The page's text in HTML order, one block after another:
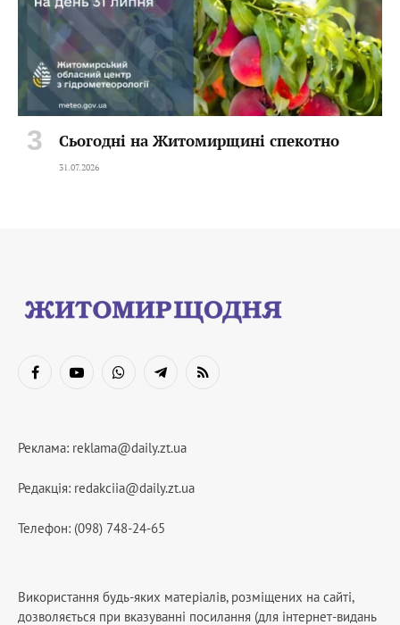
Сьогодні на Житомирщині спекотно
31.07.2026
FacebookYouTubeWhatsAppTelegramRSS
Реклама: reklama@daily.zt.ua
Редакція: redakciia@daily.zt.ua
Телефон: (098) 748-24-65
Використання будь-яких матеріалів, розміщених на сайті,
дозволяється при вказуванні посилання (для інтернет-видань